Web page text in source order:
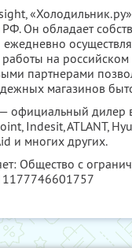
Он обладает
на
партнерами
магазинов
официальный дилер
Indesit, ATLANT,
и многих других.
Общество с
1177746601757